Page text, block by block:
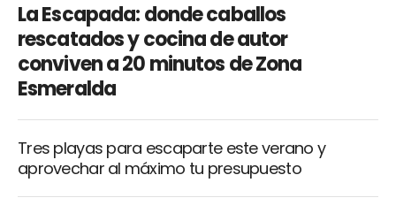
La Escapada: donde caballos
rescatados y cocina de autor
conviven a 20 minutos de Zona
Esmeralda
Tres playas para escaparte este verano y
aprovechar al máximo tu presupuesto